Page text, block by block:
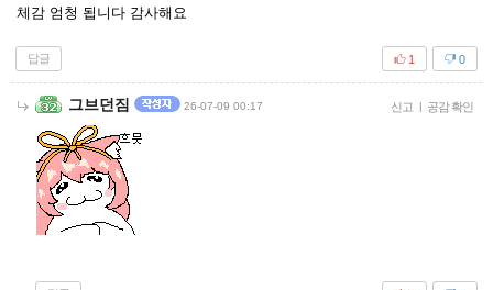
체감 엄청 됩니다 감사해요
답글 0
1
그브던짐 26-07-09 00:17 신고 | 공감 확인